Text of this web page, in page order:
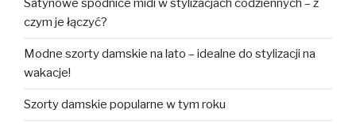
Satynowe spódnice midi w stylizacjach codziennych – z
czym je łączyć?
Modne szorty damskie na lato – idealne do stylizacji na
wakacje!
Szorty damskie popularne w tym roku